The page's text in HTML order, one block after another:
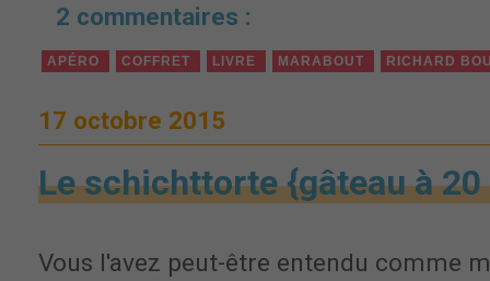
2 commentaires :
APÉRO COFFRET LIVRE MARABOUT RICHARD
17 octobre 2015
Le schichttorte {gâteau à
Vous l'avez peut-être entendu comme